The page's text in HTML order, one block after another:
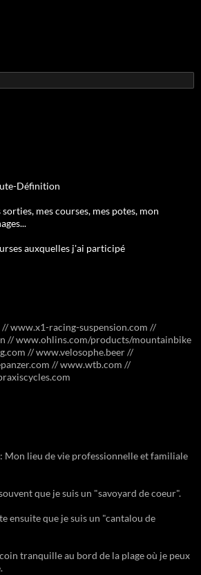
Définition
mes courses, mes potes, mon
auxquelles j'ai participé
www.x1-racing-suspension.com //
// www.ohlins.com/products/mountainbike
// www.velosophe.beer //
// www.wtb.com //
: Mon lieu de vie professionnelle et familiale
que je suis un "savoyard de coeur".
ensuite que je suis un "cantalou de
tranquille au bord de la plage où je peux